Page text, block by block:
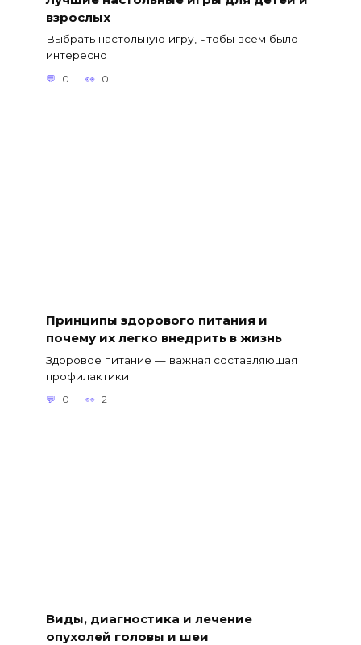
взрослых
Выбрать настольную игру, чтобы всем было
интересно
0 0
Принципы здорового питания и
почему их легко внедрить в жизнь
Здоровое питание — важная составляющая
профилактики
0 2
Виды, диагностика и лечение
опухолей головы и шеи